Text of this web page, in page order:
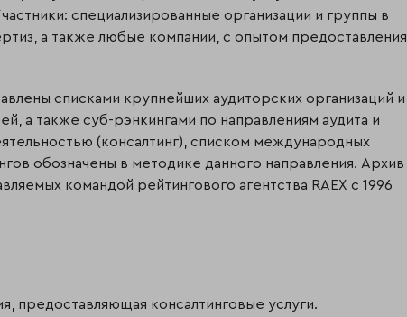
специализированные организации и группы в
а также любые компании, с опытом предоставления
списками крупнейших аудиторских организаций и
а также суб-рэнкингами по направлениям аудита и
(консалтинг), списком международных
обозначены в методике данного направления. Архив
командой рейтингового агентства RAEX с 1996
предоставляющая консалтинговые услуги.